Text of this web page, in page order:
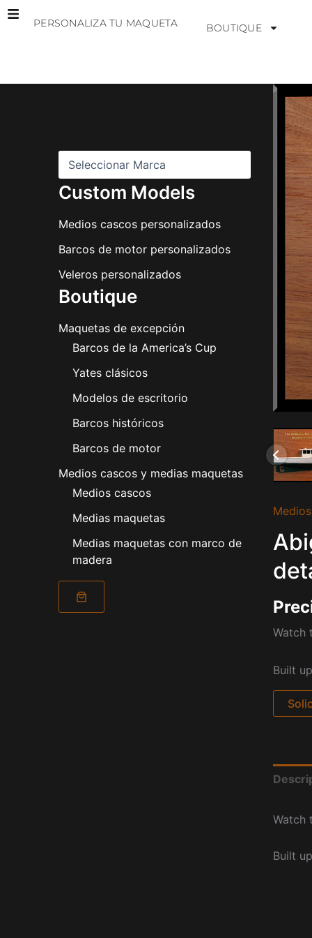
PERSONALIZA TU MAQUETA BOUTIQUE
Custom Models
Medios cascos personalizados
Barcos de motor personalizados
Veleros personalizados
Boutique
Maquetas de excepción
Barcos de la America’s Cup
Yates clásicos
Modelos de escritorio
Barcos históricos
Barcos de motor
Medios cascos y medias maquetas
Medios cascos
Medias maquetas
Medias maquetas con marco de
madera
Watch
Built
Watch
Built